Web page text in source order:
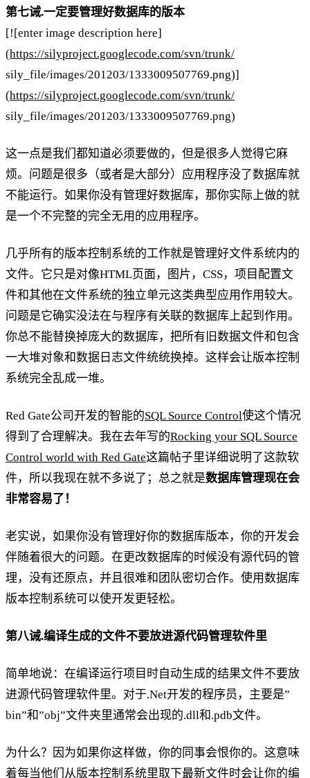
第七诫.一定要管理好数据库的版本
[![enter image description here]
(https://silyproject.googlecode.com/svn/trunk/
sily_file/images/201203/1333009507769.png)]
(https://silyproject.googlecode.com/svn/trunk/
sily_file/images/201203/1333009507769.png)
这一点是我们都知道必须要做的，但是很多人觉得它麻
烦。问题是很多（或者是大部分）应用程序没了数据库就
不能运行。如果你没有管理好数据库，那你实际上做的就
是一个不完整的完全无用的应用程序。
几乎所有的版本控制系统的工作就是管理好文件系统内的
文件。它只是对像HTML页面，图片，CSS，项目配置文
件和其他在文件系统的独立单元这类典型应用作用较大。
问题是它确实没法在与程序有关联的数据库上起到作用。
你总不能替换掉庞大的数据库，把所有旧数据文件和包含
一大堆对象和数据日志文件统统换掉。这样会让版本控制
系统完全乱成一堆。
Red Gate公司开发的智能的SQL Source Control使这个情况
得到了合理解决。我在去年写的Rocking your SQL Source
Control world with Red Gate这篇帖子里详细说明了这款软
件，所以我现在就不多说了；总之就是数据库管理现在会
非常容易了！
老实说，如果你没有管理好你的数据库版本，你的开发会
伴随着很大的问题。在更改数据库的时候没有源代码的管
理，没有还原点，并且很难和团队密切合作。使用数据库
版本控制系统可以使开发更轻松。
第八诫.编译生成的文件不要放进源代码管理软件里
简单地说：在编译运行项目时自动生成的结果文件不要放
进源代码管理软件里。对于.Net开发的程序员，主要是”
bin”和”obj”文件夹里通常会出现的.dll和.pdb文件。
为什么？因为如果你这样做，你的同事会恨你的。这意味
着每当他们从版本控制系统里取下最新文件时会让你的编